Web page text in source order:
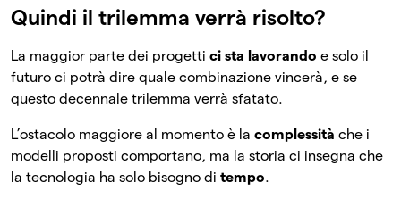
Quindi il trilemma verrà risolto?
La maggior parte dei progetti ci sta lavorando e solo il
futuro ci potrà dire quale combinazione vincerà, e se
questo decennale trilemma verrà sfatato.
L’ostacolo maggiore al momento è la complessità che i
modelli proposti comportano, ma la storia ci insegna che
la tecnologia ha solo bisogno di tempo.